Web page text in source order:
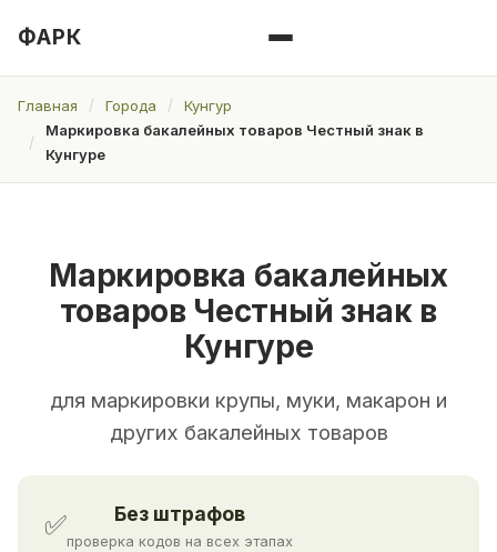
ФАРК
Главная Города
Кунгур
Маркировка бакалейных товаров Честный знак в
Кунгуре
Маркировка бакалейных
товаров Честный знак в
Кунгуре
для маркировки крупы, муки, макарон и
других бакалейных товаров
✅ Без штрафов
проверка кодов на всех этапах